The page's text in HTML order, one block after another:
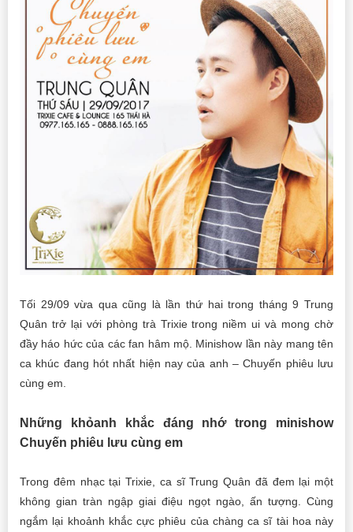
Tối 29/09 vừa qua cũng là lần thứ hai trong tháng 9 Trung
Quân trở lại với phòng trà Trixie trong niềm ui và mong chờ
đầy háo hức của các fan hâm mộ. Minishow lần này mang tên
ca khúc đang hót nhất hiện nay của anh – Chuyến phiêu lưu
cùng em.
Những khỏanh khắc đáng nhớ trong minishow
Chuyến phiêu lưu cùng em
Trong đêm nhạc tại Trixie, ca sĩ Trung Quân đã đem lại một
không gian tràn ngập giai điệu ngọt ngào, ấn tượng. Cùng
ngắm lại khoảnh khắc cực phiêu của chàng ca sĩ tài hoa này